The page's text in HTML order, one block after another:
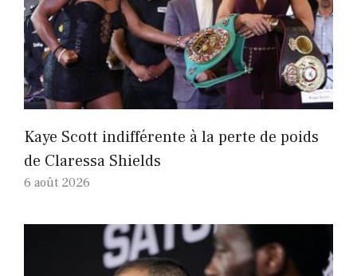
Kaye Scott indifférente à la perte de poids
de Claressa Shields
6 août 2026